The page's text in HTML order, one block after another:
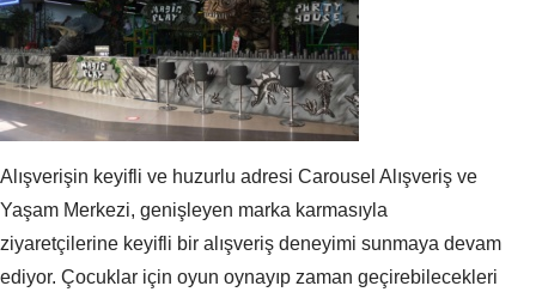
Alışverişin keyifli ve huzurlu adresi Carousel Alışveriş ve
Yaşam Merkezi, genişleyen marka karmasıyla
ziyaretçilerine keyifli bir alışveriş deneyimi sunmaya devam
ediyor. Çocuklar için oyun oynayıp zaman geçirebilecekleri